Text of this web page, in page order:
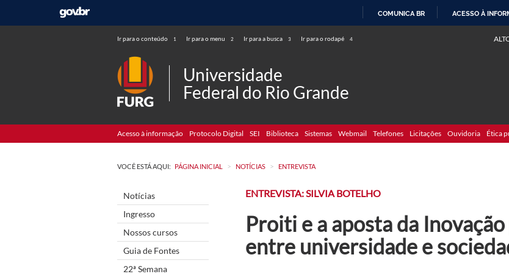
COMUNICA BR ACESSO À
Ir para o conteúdo 1 Ir para o menu 2 Ir para a busca 3 Ir para o rodapé 4
Universidade
Federal do Rio Grande
Acesso à informação Protocolo Digital SEI Biblioteca Sistemas Webmail Telefones Licitações Ouvidoria Ética
VOCÊ ESTÁ AQUI: PÁGINA INICIAL > NOTÍCIAS > ENTREVISTA
Notícias
Ingresso
Nossos cursos
Guia de Fontes
22ª Semana
ENTREVISTA: SILVIA BOTELHO
Proiti e a aposta da
entre universidade e